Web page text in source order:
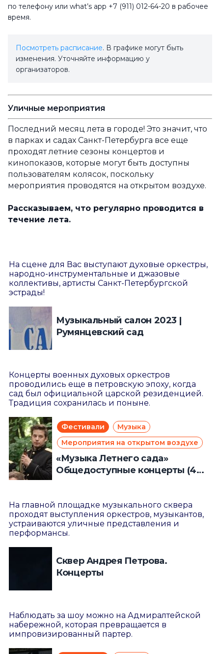
по телефону или what’s app +7 (911) 012-64-20 в рабочее
время.
Посмотреть расписание. В графике могут быть
изменения. Уточняйте информацию у
организаторов.
Уличные мероприятия
Последний месяц лета в городе! Это значит, что
в парках и садах Санкт-Петербурга все еще
проходят летние сезоны концертов и
кинопоказов, которые могут быть доступны
пользователям колясок, поскольку
мероприятия проводятся на открытом воздухе.
Рассказываем, что регулярно проводится в
течение лета.
На сцене для Вас выступают духовые оркестры,
народно-инструментальные и джазовые
коллективы, артисты Санкт-Петербургской
эстрады!
Музыкальный салон 2023 |
Румянцевский сад
Концерты военных духовых оркестров
проводились еще в петровскую эпоху, когда
сад был официальной царской резиденцией.
Традиция сохранилась и поныне.
Фестивали
Музыка
Мероприятия на открытом воздухе
«Музыка Летнего сада»
Общедоступные концерты (4
На главной площадке музыкального сквера
проходят выступления оркестров, музыкантов,
устраиваются уличные представления и
перформансы.
Сквер Андрея Петрова.
Концерты
Наблюдать за шоу можно на Адмиралтейской
набережной, которая превращается в
импровизированный партер.